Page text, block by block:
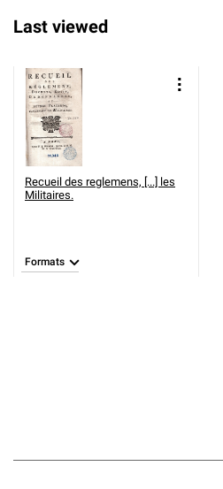
Last viewed
Recueil des reglemens, [...] les
Militaires.
Formats